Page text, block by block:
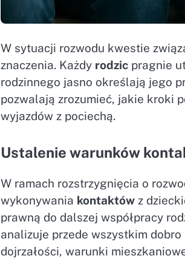
W sytuacji rozwodu kwestie
znaczenia. Każdy rodzic pragnie
rodzinnego jasno określają jego
pozwalają zrozumieć, jakie kroki
wyjazdów z pociechą.
Ustalenie warunków
W ramach rozstrzygnięcia o
wykonywania kontaktów z
prawną do dalszej współpracy
analizuje przede wszystkim
dojrzałości, warunki